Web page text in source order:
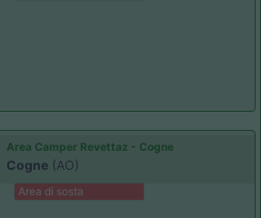
Area Camper Revettaz - Cogne
Cogne (AO)
Area di sosta